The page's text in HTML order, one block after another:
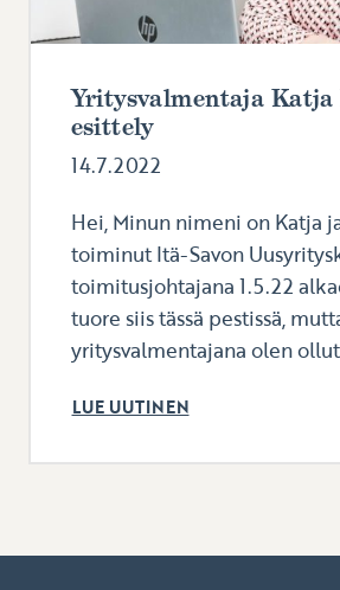
Yritysvalmentaja Katja
esittely
14.7.2022
Hei, Minun nimeni on Katja
toiminut Itä-Savon
toimitusjohtajana 1.5.22
tuore siis tässä pestissä,
yritysvalmentajana olen ollut
LUE UUTINEN